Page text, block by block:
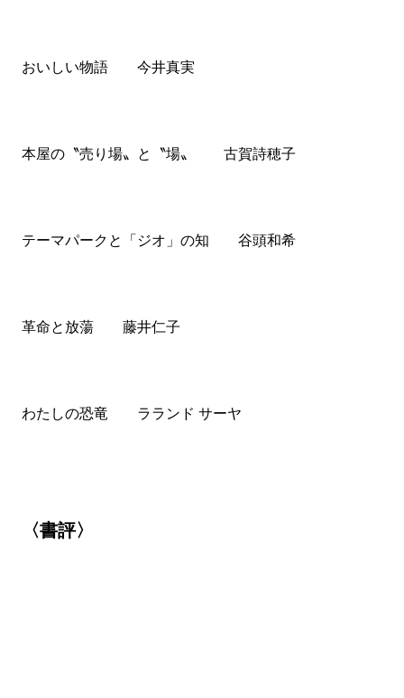
おいしい物語 今井真実
本屋の〝売り場〟と〝場〟 古賀詩穂子
テーマパークと「ジオ」の知 谷頭和希
革命と放蕩 藤井仁子
わたしの恐竜 ラランド サーヤ
〈書評〉